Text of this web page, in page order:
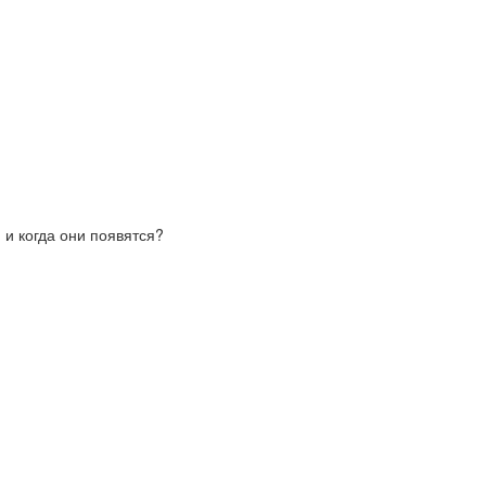
когда они появятся?